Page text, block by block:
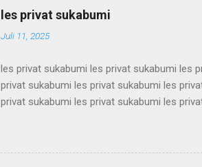
surabaya les privat surabaya les privat
surabaya les privat surabaya les privat
les privat sukabumi
Juli 11, 2025
les privat sukabumi les privat sukabumi les
privat sukabumi les privat sukabumi les
privat sukabumi les privat sukabumi les
privat sukabumi les privat sukabumi les
privat sukabumi les privat sukabumi les